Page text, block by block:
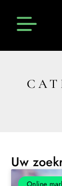
Uw
Online